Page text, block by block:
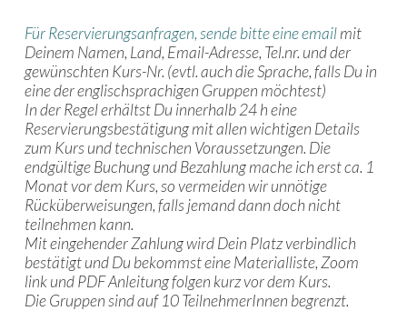
Für Reservierungsanfragen, sende bitte eine emailmit
Deinem Namen, Land, Email-Adresse, Tel.nr. und der
gewünschten Kurs-Nr. (evtl. auch die Sprache, falls Du in
eine der englischsprachigen Gruppen möchtest)
In der Regel erhältst Du innerhalb 24 h eine
Reservierungsbestätigung mit allen wichtigen Details
zum Kurs und technischen Voraussetzungen. Die
endgültige Buchung und Bezahlung mache ich erst ca. 1
Monat vor dem Kurs, so vermeiden wir unnötige
Rücküberweisungen, falls jemand dann doch nicht
teilnehmen kann.
Mit eingehender Zahlung wird Dein Platz verbindlich
bestätigt und Du bekommst eine Materialliste, Zoom
link und PDF Anleitung folgen kurz vor dem Kurs.
Die Gruppen sind auf 10 TeilnehmerInnen begrenzt.